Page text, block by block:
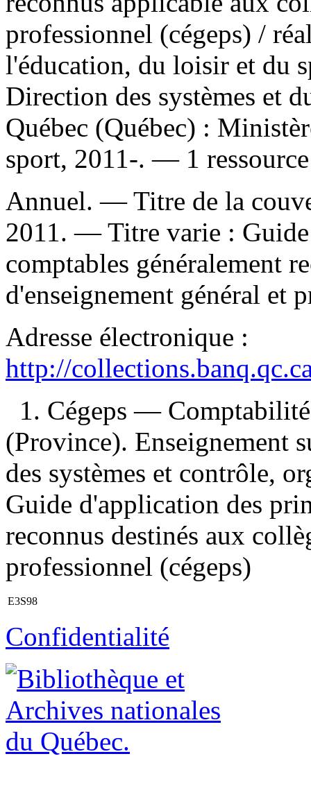
professionnel (cégeps) /
l'éducation, du loisir et du
Direction des systèmes
Québec (Québec) :
sport, 2011-. — 1
Annuel. — Titre de la
2011. —Titre varie :
comptables généralement
d'enseignement général et
Adresse électronique :
http://
1. Cégeps —
(Province). Enseignement
des systèmes et contrôle,
Guide d'application des
reconnus destinés aux
professionnel (cégeps)
E3S98
Confidentialité